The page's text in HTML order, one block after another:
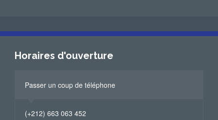
Horaires d'ouverture
Passer un coup de téléphone
(+212) 663 063 452